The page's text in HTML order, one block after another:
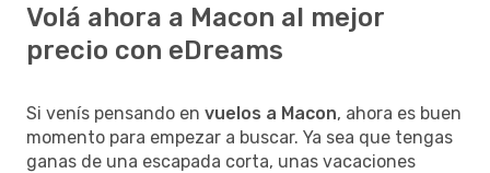
Volá ahora a Macon al mejor
precio con eDreams
Si venís pensando en vuelos a Macon, ahora es buen
momento para empezar a buscar. Ya sea que tengas
ganas de una escapada corta, unas vacaciones